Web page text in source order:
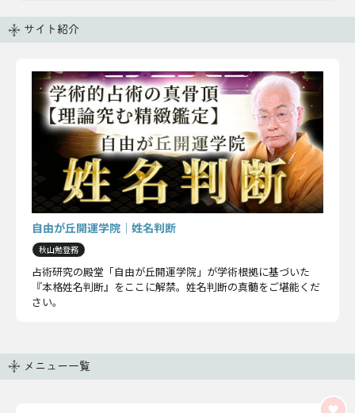
サイト紹介
自由が丘開運学院│姓名判断
秋山勉登務
占術研究の殿堂「自由が丘開運学院」が学術根拠に基づいた
『本格姓名判断』をここに解禁。姓名判断の真髄をご堪能くだ
さい。
メニュー一覧